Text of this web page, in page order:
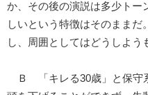
か、その後の演説は多少トー
しいという特徴はそのまま
し、周囲としてはどうしよう
Ｂ 「キレる30歳」と保守